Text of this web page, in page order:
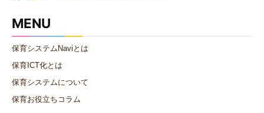
MENU
保育システムNaviとは
保育ICT化とは
保育システムについて
保育お役立ちコラム